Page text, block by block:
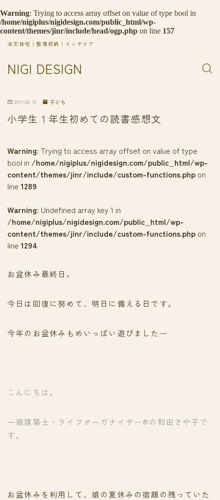
Warning: Trying to access array offset on value of type bool in
/home/nigiplus/nigidesign.com/public_html/wp-
content/themes/jinr/include/head/ogp.php on line 157
NIGI DESIGN
注文住宅｜整理収納｜インテリア
2017.08.16 子ども
小学生１年生初めての読書感想文
Warning: Trying to access array offset on value of type
bool in /home/nigiplus/nigidesign.com/public_html/wp-
content/themes/jinr/include/custom-functions.php on
line 1289
Warning: Undefined array key 1 in
/home/nigiplus/nigidesign.com/public_html/wp-
content/themes/jinr/include/custom-functions.php on
line 1294
お盆休み最終日。
今日は回復に努めて、明日に備える日です。
今年のお盆休みもめいっぱい遊びましたー
こんにちは。
一級建築士・ライフオーガナイザー®の和田さや子で
す。
お盆休みを利用して、娘の夏休みの宿題の残っていた